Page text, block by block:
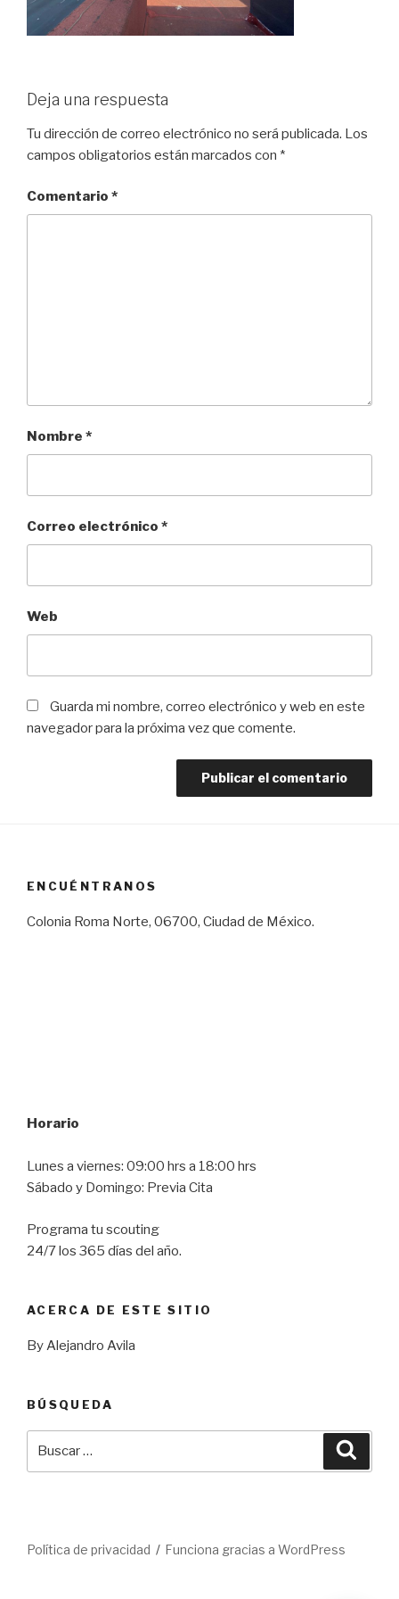
Deja una respuesta
Tu dirección de correo electrónico no será publicada. Los
campos obligatorios están marcados con *
Comentario *
Nombre *
Correo electrónico *
Web
Guarda mi nombre, correo electrónico y web en este
navegador para la próxima vez que comente.
ENCUÉNTRANOS
Colonia Roma Norte, 06700, Ciudad de México.
Horario
Lunes a viernes: 09:00 hrs a 18:00 hrs
Sábado y Domingo: Previa Cita
Programa tu scouting
24/7 los 365 días del año.
ACERCA DE ESTE SITIO
By Alejandro Avila
BÚSQUEDA
Política de privacidad Funciona gracias a WordPress